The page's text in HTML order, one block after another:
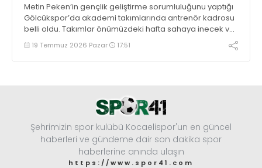
Metin Peken’in gençlik geliştirme sorumluluğunu yaptığı
Gölcükspor’da akademi takımlarında antrenör kadrosu
belli oldu. Takımlar önümüzdeki hafta sahaya inecek ve
sezonu açacak. İşte gruplar ve antrenörleri.
19 Temmuz 2026 Pazar 17:51
Şehrimizin spor kulübü Kocaelispor'un en güncel
haberleri ve gündeme dair son dakika spor
haberlerine anında ulaşın
https://www.spor41.com